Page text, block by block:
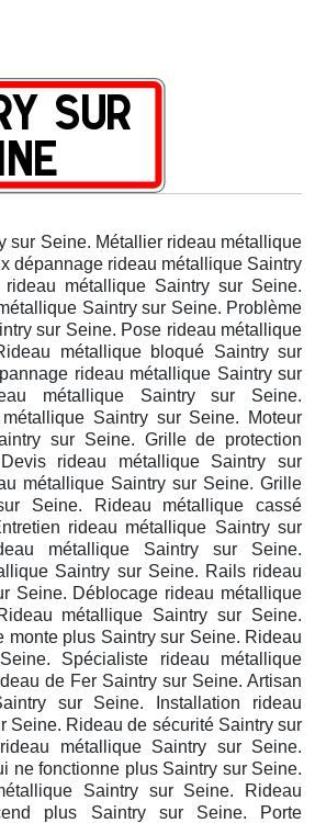
sur Seine. Métallier rideau métallique
dépannage rideau métallique Saintry
métallique Saintry sur Seine.
Saintry sur Seine. Problème
sur Seine. Pose rideau métallique
métallique bloqué Saintry sur
rideau métallique Saintry sur
métallique Saintry sur Seine.
Saintry sur Seine. Moteur
sur Seine. Grille de protection
rideau métallique Saintry sur
métallique Saintry sur Seine. Grille
Seine. Rideau métallique cassé
rideau métallique Saintry sur
métallique Saintry sur Seine.
Saintry sur Seine. Rails rideau
Seine. Déblocage rideau métallique
métallique Saintry sur Seine.
monte plus Saintry sur Seine. Rideau
Spécialiste rideau métallique
de Fer Saintry sur Seine. Artisan
sur Seine. Installation rideau
Seine. Rideau de sécurité Saintry sur
métallique Saintry sur Seine.
ne fonctionne plus Saintry sur Seine.
Saintry sur Seine. Rideau
plus Saintry sur Seine. Porte